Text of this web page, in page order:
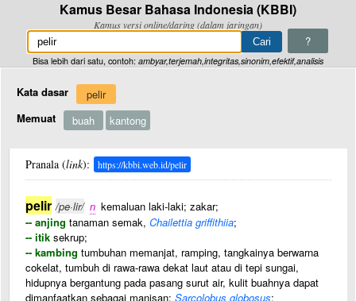
Kamus Besar Bahasa Indonesia (KBBI)
Kamus versi online/daring (dalam jaringan)
?
Bisa lebih dari satu, contoh: ambyar,terjemah,integritas,sinonim,efektif,analisis
Kata dasar
pelir
Memuat
buah kantong
Pranala (link): https://kbbi.web.id/pelir
pelir /pe·lir/ n kemaluan laki-laki; zakar;
-- anjing tanaman semak, Chailettia griffithiia;
-- itik sekrup;
-- kambing tumbuhan memanjat, ramping, tangkainya berwarna
cokelat, tumbuh di rawa-rawa dekat laut atau di tepi sungai,
hidupnya bergantung pada pasang surut air, kulit buahnya dapat
dimanfaatkan sebagai manisan; Sarcolobus globosus;